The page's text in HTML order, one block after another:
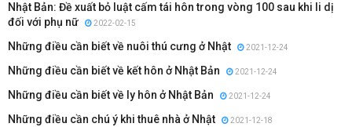
Nhật Bản: Đề xuất bỏ luật cấm tái hôn trong vòng 100 sau khi li dị
đối với phụ nữ
2022-02-15
Những điều cần biết về nuôi thú cưng ở Nhật 2021-12-24
Những điều cần biết về kết hôn ở Nhật Bản 2021-12-24
Những điều cần biết về ly hôn ở Nhật Bản 2021-12-24
Những điều cần chú ý khi thuê nhà ở Nhật 2021-12-18